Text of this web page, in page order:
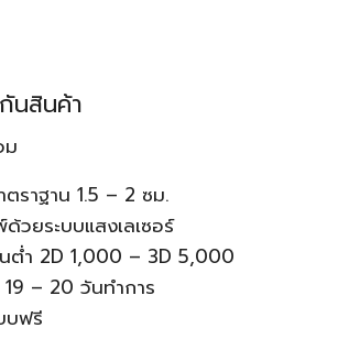
นสินค้า
ม
ตราฐาน 1.5 – 2 ซม.
วยระบบแสงเลเซอร์
ต่ำ 2D 1,000 – 3D 5,000
19 – 20 วันทำการ
บฟรี